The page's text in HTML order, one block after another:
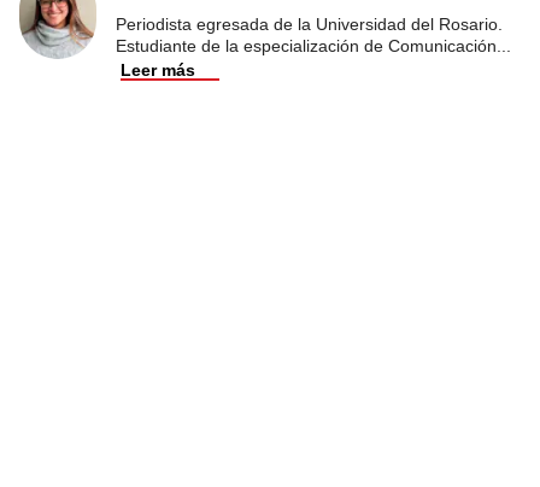
Periodista egresada de la Universidad del Rosario.
Estudiante de la especialización de Comunicación
Leer más